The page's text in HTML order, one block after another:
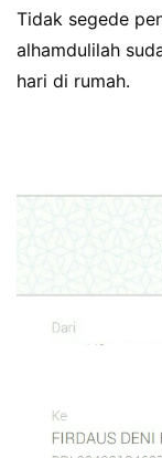
Tidak segede
alhamdulilah
hari di rumah.